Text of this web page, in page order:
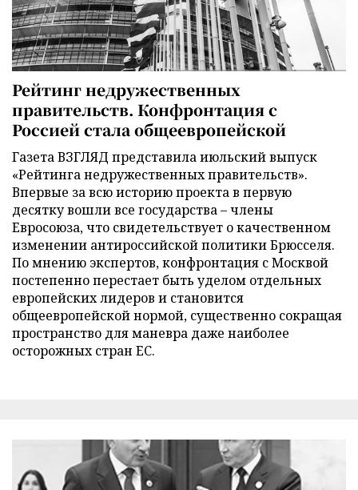
Рейтинг недружественных
правительств. Конфронтация с
Россией стала общеевропейской
Газета ВЗГЛЯД представила июльский выпуск
«Рейтинга недружественных правительств».
Впервые за всю историю проекта в первую
десятку вошли все государства – члены
Евросоюза, что свидетельствует о качественном
изменении антироссийской политики Брюсселя.
По мнению экспертов, конфронтация с Москвой
постепенно перестает быть уделом отдельных
европейских лидеров и становится
общеевропейской нормой, существенно сокращая
пространство для маневра даже наиболее
осторожных стран ЕС.